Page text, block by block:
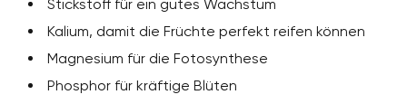
Stickstoff für ein gutes Wachstum
Kalium, damit die Früchte perfekt reifen können
Magnesium für die Fotosynthese
Phosphor für kräftige Blüten